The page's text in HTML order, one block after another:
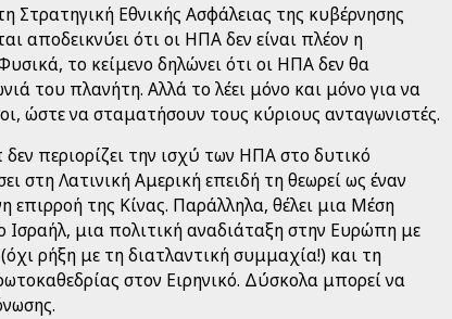
Στρατηγική Εθνικής Ασφάλειας της κυβέρνησης
αποδεικνύει ότι οι ΗΠΑ δεν είναι πλέον η
το κείμενο δηλώνει ότι οι ΗΠΑ δεν θα
του πλανήτη. Αλλά το λέει μόνο και μόνο για να
ώστε να σταματήσουν τους κύριους ανταγωνιστές.
περιορίζει την ισχύ των ΗΠΑ στο δυτικό
στη Λατινική Αμερική επειδή τη θεωρεί ως έναν
επιρροή της Κίνας. Παράλληλα, θέλει μια Μέση
μια πολιτική αναδιάταξη στην Ευρώπη με
ρήξη με τη διατλαντική συμμαχία!) και τη
στον Ειρηνικό. Δύσκολα μπορεί να